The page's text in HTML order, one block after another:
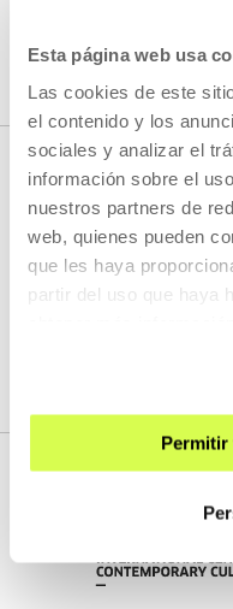
Esta página web usa
Las cookies de este
el contenido y los
sociales y analizar el
información sobre el
nuestros partners de
web, quienes pueden
que les haya
partir del uso que haya
Permitir
SEE ALL CONTENT
NEXT LIVE